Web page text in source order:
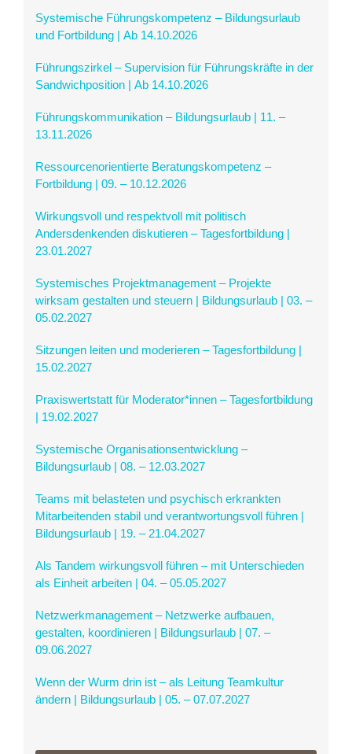
Systemische Führungskompetenz – Bildungsurlaub
und Fortbildung | Ab 14.10.2026
Führungszirkel – Supervision für Führungskräfte in der
Sandwichposition | Ab 14.10.2026
Führungskommunikation – Bildungsurlaub | 11. –
13.11.2026
Ressourcenorientierte Beratungskompetenz –
Fortbildung | 09. – 10.12.2026
Wirkungsvoll und respektvoll mit politisch
Andersdenkenden diskutieren – Tagesfortbildung |
23.01.2027
Systemisches Projektmanagement – Projekte
wirksam gestalten und steuern | Bildungsurlaub | 03. –
05.02.2027
Sitzungen leiten und moderieren – Tagesfortbildung |
15.02.2027
Praxiswertstatt für Moderator*innen – Tagesfortbildung
| 19.02.2027
Systemische Organisationsentwicklung –
Bildungsurlaub | 08. – 12.03.2027
Teams mit belasteten und psychisch erkrankten
Mitarbeitenden stabil und verantwortungsvoll führen |
Bildungsurlaub | 19. – 21.04.2027
Als Tandem wirkungsvoll führen – mit Unterschieden
als Einheit arbeiten | 04. – 05.05.2027
Netzwerkmanagement – Netzwerke aufbauen,
gestalten, koordinieren | Bildungsurlaub | 07. –
09.06.2027
Wenn der Wurm drin ist – als Leitung Teamkultur
ändern | Bildungsurlaub | 05. – 07.07.2027